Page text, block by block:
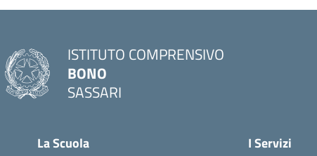
ISTITUTO COMPRENSIVO
BONO
SASSARI
La Scuola I Servizi